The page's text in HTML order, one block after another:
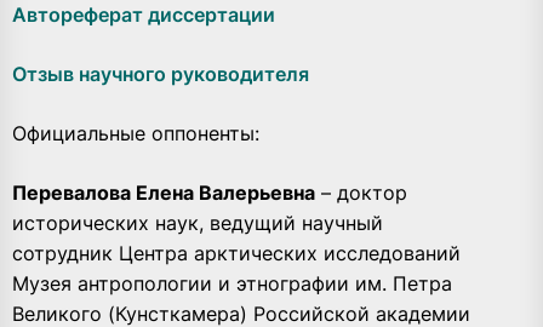
Автореферат диссертации
Отзыв научного руководителя
Официальные оппоненты:
Перевалова Елена Валерьевна – доктор
исторических наук, ведущий научный
сотрудник Центра арктических исследований
Музея антропологии и этнографии им. Петра
Великого (Кунсткамера) Российской академии